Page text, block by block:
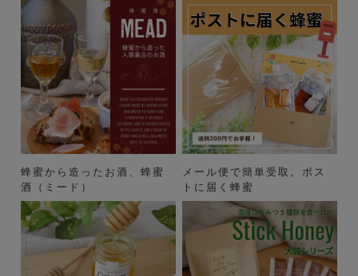
蜂蜜から造ったお酒、蜂蜜
酒（ミード）
メール便で簡単受取。ポス
トに届く蜂蜜